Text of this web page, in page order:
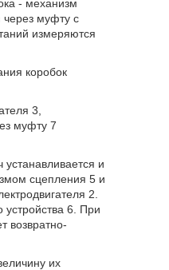
- механизм
через муфту с
измеряются
коробок
3,
муфту 7
и
сцепления 5 и
2.
6. При
возвратно-
их